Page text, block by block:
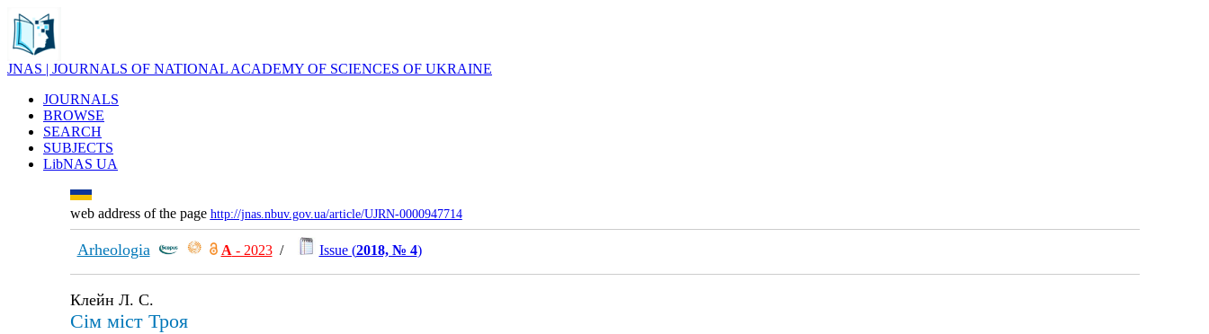
JNAS | JOURNALS OF NATIONAL ACADEMY OF SCIENCES OF UKRAINE
JOURNALS
BROWSE
SEARCH
SUBJECTS
LibNAS UA
web address of the page http://jnas.nbuv.gov.ua/article/UJRN-0000947714
Arheologia А - 2023/ Issue (2018, № 4)
Клейн Л. С.
Сім міст Троя